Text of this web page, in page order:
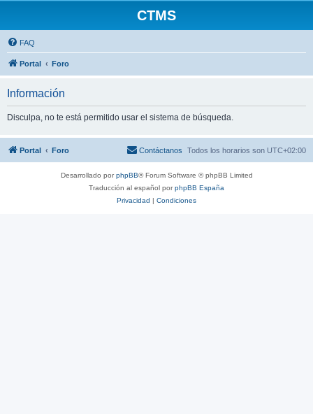
CTMS
FAQ
Portal Foro
Información
Disculpa, no te está permitido usar el sistema de búsqueda.
Portal Foro Todos los horarios son UTC+02:00
Contáctanos
Desarrollado porphpBB® Forum Software © phpBB Limited
Traducción al español porphpBB España
Privacidad | Condiciones